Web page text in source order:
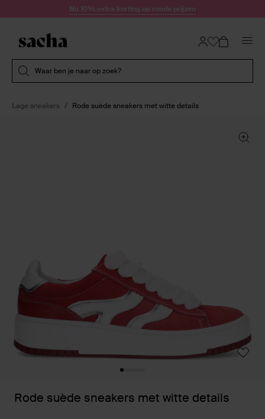
Doorgaan naar artikelNu 10% extra korting op ronde prijzen
Waar ben je naar op zoek?
Lage sneakers Rode suède sneakers met witte details
Rode suède sneakers met witte details